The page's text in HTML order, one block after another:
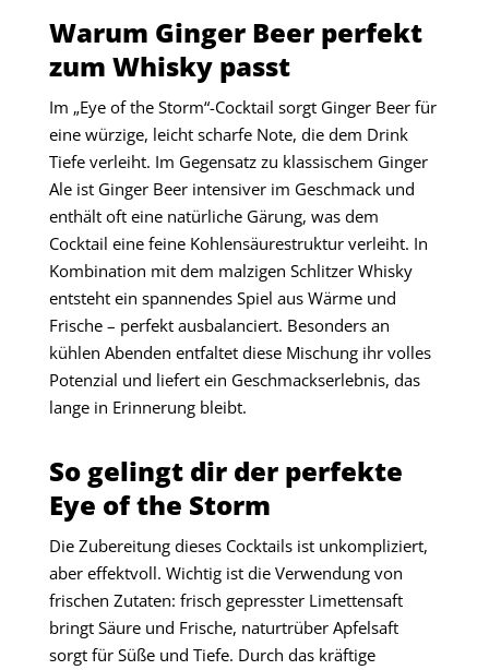
Warum Ginger Beer perfekt
zum Whisky passt
Im „Eye of the Storm“-Cocktail sorgt Ginger Beer für
eine würzige, leicht scharfe Note, die dem Drink
Tiefe verleiht. Im Gegensatz zu klassischem Ginger
Ale ist Ginger Beer intensiver im Geschmack und
enthält oft eine natürliche Gärung, was dem
Cocktail eine feine Kohlensäurestruktur verleiht. In
Kombination mit dem malzigen Schlitzer Whisky
entsteht ein spannendes Spiel aus Wärme und
Frische – perfekt ausbalanciert. Besonders an
kühlen Abenden entfaltet diese Mischung ihr volles
Potenzial und liefert ein Geschmackserlebnis, das
lange in Erinnerung bleibt.
So gelingt dir der perfekte
Eye of the Storm
Die Zubereitung dieses Cocktails ist unkompliziert,
aber effektvoll. Wichtig ist die Verwendung von
frischen Zutaten: frisch gepresster Limettensaft
bringt Säure und Frische, naturtrüber Apfelsaft
sorgt für Süße und Tiefe. Durch das kräftige